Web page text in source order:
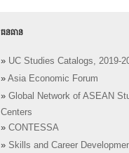
ធនធាន
» UC Studies Catalogs, 2019-
» Asia Economic Forum
» Global Network of ASEAN
Centers
» CONTESSA
» Skills and Career